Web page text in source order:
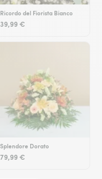
Ricordo del Fiorista Bianco
39,99 €
Splendore Dorato
79,99 €